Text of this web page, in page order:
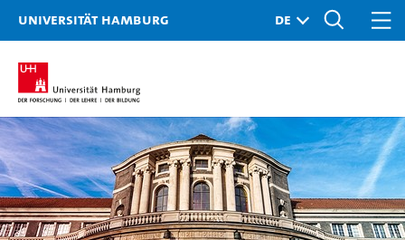
Universität Hamburg